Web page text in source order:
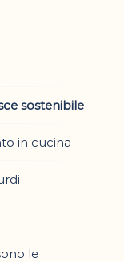
sostenibile
in cucina
le